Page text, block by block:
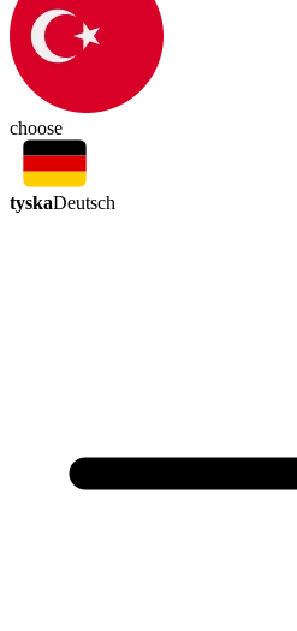
choose
tyskaDeutsch